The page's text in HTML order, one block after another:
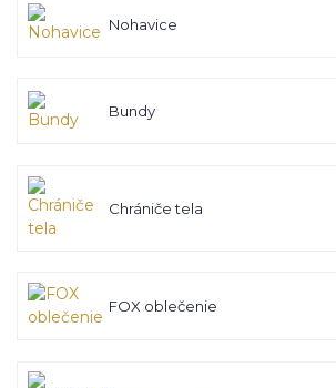
Nohavice
Bundy
Chrániče tela
FOX oblečenie